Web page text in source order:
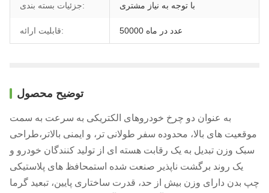
جزئیات بسته بندی: با توجه به نیاز مشتری
قابلیت ارائه: 50000 عدد در ماه
توضیح محصول
به عنوان دو چرخ خودروهای الکتریکی به سرعت به سمت
موقعیت های بالا، محدوده سفر طولانی تر، و ایمنی بالاتر،طراحی
سبک وزن تبدیل به یک رقابت هسته ای از تولید کنندگان خودرو و
یک روند برگشت ناپذیر صنعت شده استمحافظ های پلاستیکی
چپ بدن دارای وزن بیش از حد، قدرت ساختاری پایین، تبعید گرما